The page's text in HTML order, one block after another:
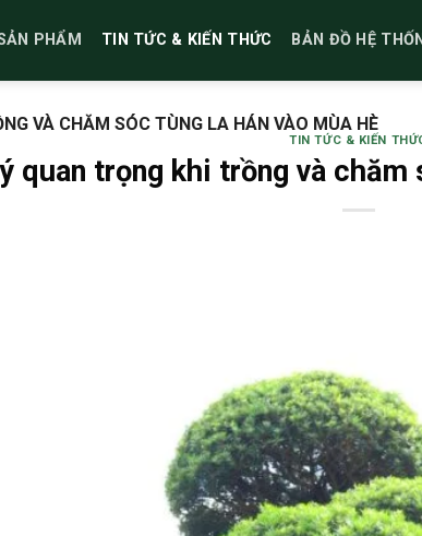
PHẨM TIN TỨC & KIẾN THỨC BẢN ĐỒ HỆ
VÀ CHĂM SÓC TÙNG LA HÁN VÀO MÙA HÈ
TIN TỨC & KIẾN
quan trọng khi trồng và chăm